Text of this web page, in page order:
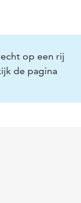
op een rij
de pagina